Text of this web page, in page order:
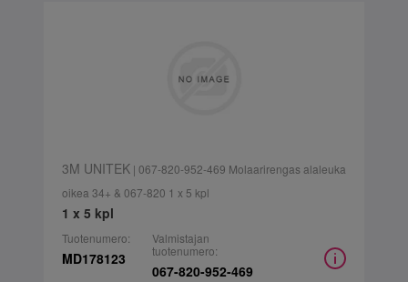
3M UNITEK| 067-820-952-469 Molaarirengas alaleuka
oikea 34+ & 067-820 1 x 5 kpl
1 x 5 kpl
Tuotenumero:
MD178123
Valmistajan
tuotenumero:
067-820-952-469